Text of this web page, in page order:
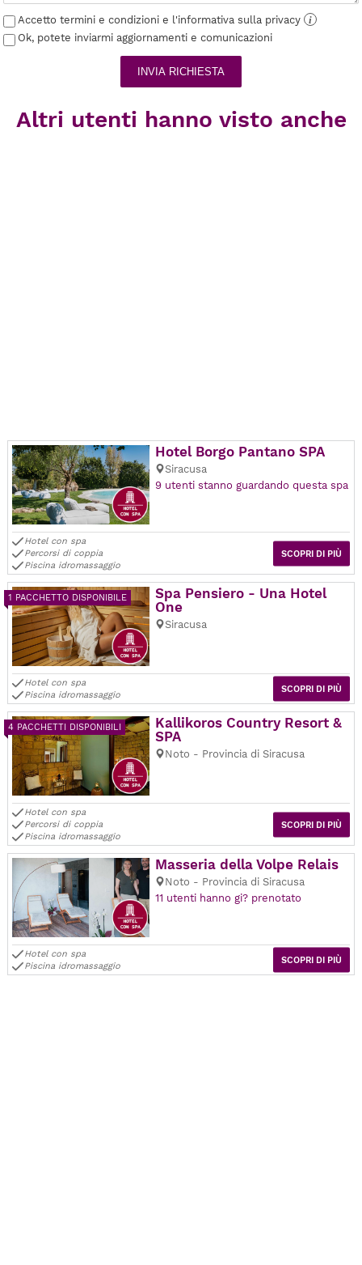
Accetto termini e condizioni e l'informativa sulla privacy
i
Ok, potete inviarmi aggiornamenti e comunicazioni
INVIA RICHIESTA
Altri utenti hanno visto anche
Hotel Borgo Pantano SPA
Siracusa
9 utenti stanno guardando questa spa
SCOPRI DI PIÙ
Hotel con spa
Percorsi di coppia
Piscina idromassaggio
1 PACCHETTO DISPONIBILE
Spa Pensiero - Una Hotel
One
Siracusa
SCOPRI DI PIÙ
Hotel con spa
Piscina idromassaggio
4 PACCHETTI DISPONIBILI
Kallikoros Country Resort &
SPA
Noto - Provincia di Siracusa
SCOPRI DI PIÙ
Hotel con spa
Percorsi di coppia
Piscina idromassaggio
Masseria della Volpe Relais
Noto - Provincia di Siracusa
11 utenti hanno gi? prenotato
SCOPRI DI PIÙ
Hotel con spa
Piscina idromassaggio